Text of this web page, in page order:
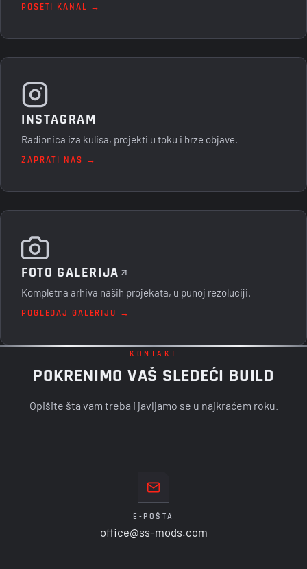
POSETI KANAL →
INSTAGRAM
Radionica iza kulisa, projekti u toku i brze objave.
ZAPRATI NAS →
FOTO GALERIJA
Kompletna arhiva naših projekata, u punoj rezoluciji.
POGLEDAJ GALERIJU →
KONTAKT
POKRENIMO VAŠ SLEDEĆI BUILD
Opišite šta vam treba i javljamo se u najkraćem roku.
E-POŠTA
office@ss-mods.com